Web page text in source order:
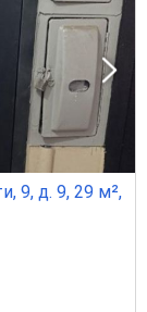
9, д. 9, 29 м²,